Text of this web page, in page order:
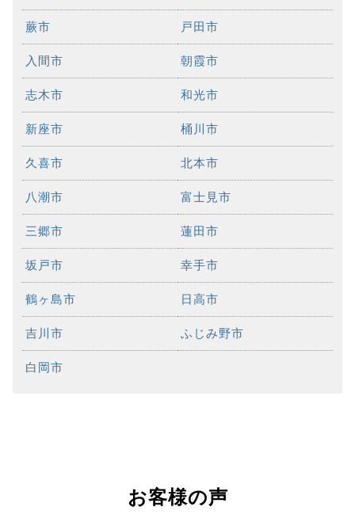
蕨市 戸田市
入間市 朝霞市
志木市 和光市
新座市 桶川市
久喜市 北本市
八潮市 富士見市
三郷市 蓮田市
坂戸市 幸手市
鶴ヶ島市 日高市
吉川市 ふじみ野市
白岡市
お客様の声